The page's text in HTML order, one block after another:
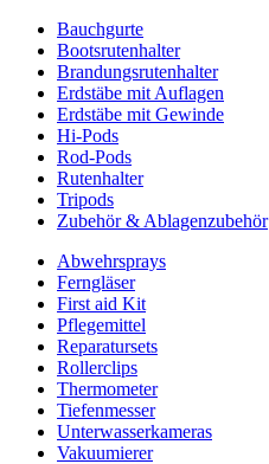
Bauchgurte
Bootsrutenhalter
Brandungsrutenhalter
Erdstäbe mit Auflagen
Erdstäbe mit Gewinde
Hi-Pods
Rod-Pods
Rutenhalter
Tripods
Zubehör & Ablagenzubehör
Abwehrsprays
Ferngläser
First aid Kit
Pflegemittel
Reparatursets
Rollerclips
Thermometer
Tiefenmesser
Unterwasserkameras
Vakuumierer